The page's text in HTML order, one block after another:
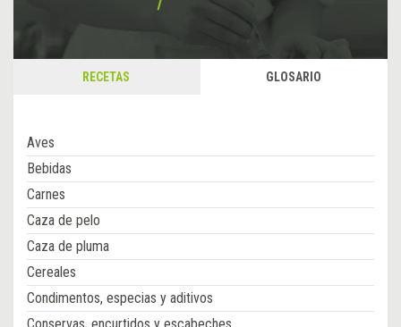
RECETAS GLOSARIO
Aves
Bebidas
Carnes
Caza de pelo
Caza de pluma
Cereales
Condimentos, especias y aditivos